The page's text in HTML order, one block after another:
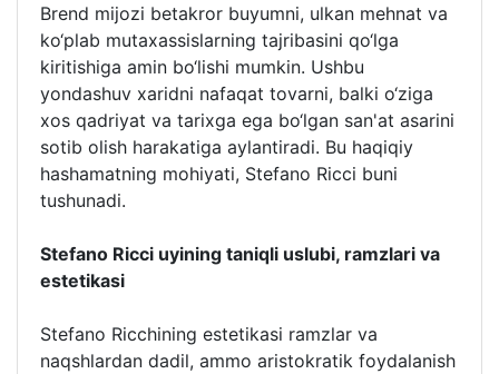
Brend mijozi betakror buyumni, ulkan mehnat va
ko‘plab mutaxassislarning tajribasini qo‘lga
kiritishiga amin bo‘lishi mumkin. Ushbu
yondashuv xaridni nafaqat tovarni, balki o‘ziga
xos qadriyat va tarixga ega bo‘lgan san'at asarini
sotib olish harakatiga aylantiradi. Bu haqiqiy
hashamatning mohiyati, Stefano Ricci buni
tushunadi.
Stefano Ricci uyining taniqli uslubi, ramzlari va
estetikasi
Stefano Ricchining estetikasi ramzlar va
naqshlardan dadil, ammo aristokratik foydalanish